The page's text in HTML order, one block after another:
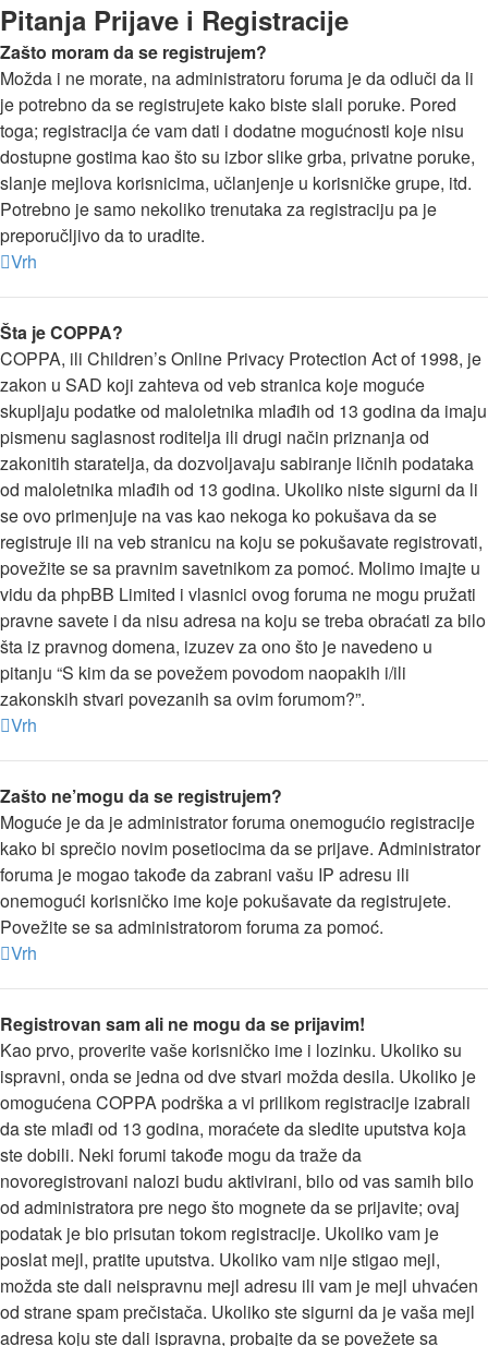
Pitanja Prijave i Registracije
Zašto moram da se registrujem?
Možda i ne morate, na administratoru foruma je da odluči da li
je potrebno da se registrujete kako biste slali poruke. Pored
toga; registracija će vam dati i dodatne mogućnosti koje nisu
dostupne gostima kao što su izbor slike grba, privatne poruke,
slanje mejlova korisnicima, učlanjenje u korisničke grupe, itd.
Potrebno je samo nekoliko trenutaka za registraciju pa je
preporučljivo da to uradite.
Vrh
Šta je COPPA?
COPPA, ili Children’s Online Privacy Protection Act of 1998, je
zakon u SAD koji zahteva od veb stranica koje moguće
skupljaju podatke od maloletnika mlađih od 13 godina da imaju
pismenu saglasnost roditelja ili drugi način priznanja od
zakonitih staratelja, da dozvoljavaju sabiranje ličnih podataka
od maloletnika mlađih od 13 godina. Ukoliko niste sigurni da li
se ovo primenjuje na vas kao nekoga ko pokušava da se
registruje ili na veb stranicu na koju se pokušavate registrovati,
povežite se sa pravnim savetnikom za pomoć. Molimo imajte u
vidu da phpBB Limited i vlasnici ovog foruma ne mogu pružati
pravne savete i da nisu adresa na koju se treba obraćati za bilo
šta iz pravnog domena, izuzev za ono što je navedeno u
pitanju “S kim da se povežem povodom naopakih i/ili
zakonskih stvari povezanih sa ovim forumom?”.
Vrh
Zašto ne’mogu da se registrujem?
Moguće je da je administrator foruma onemogućio registracije
kako bi sprečio novim posetiocima da se prijave. Administrator
foruma je mogao takođe da zabrani vašu IP adresu ili
onemogući korisničko ime koje pokušavate da registrujete.
Povežite se sa administratorom foruma za pomoć.
Vrh
Registrovan sam ali ne mogu da se prijavim!
Kao prvo, proverite vaše korisničko ime i lozinku. Ukoliko su
ispravni, onda se jedna od dve stvari možda desila. Ukoliko je
omogućena COPPA podrška a vi prilikom registracije izabrali
da ste mlađi od 13 godina, moraćete da sledite uputstva koja
ste dobili. Neki forumi takođe mogu da traže da
novoregistrovani nalozi budu aktivirani, bilo od vas samih bilo
od administratora pre nego što mognete da se prijavite; ovaj
podatak je bio prisutan tokom registracije. Ukoliko vam je
poslat mejl, pratite uputstva. Ukoliko vam nije stigao mejl,
možda ste dali neispravnu mejl adresu ili vam je mejl uhvaćen
od strane spam prečistača. Ukoliko ste sigurni da je vaša mejl
adresa koju ste dali ispravna, probajte da se povežete sa